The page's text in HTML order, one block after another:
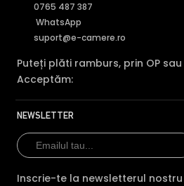
0765 487 387
WhatsApp
suport@e-camere.ro
Puteți plăti ramburs, prin OP
Acceptăm:
NEWSLETTER
Inscrie-te la newsletterul